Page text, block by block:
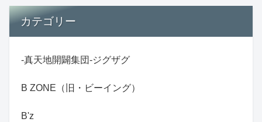
カテゴリー
-真天地開闢集団-ジグザグ
B ZONE（旧・ビーイング）
B'z